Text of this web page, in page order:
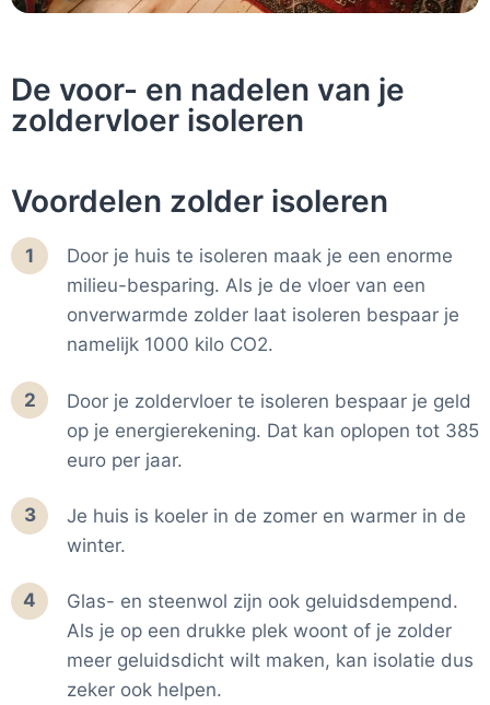
De voor- en nadelen van je
zoldervloer isoleren
Voordelen zolder isoleren
1
Door je huis te isoleren maak je een enorme
milieu-besparing. Als je de vloer van een
onverwarmde zolder laat isoleren bespaar je
namelijk 1000 kilo CO2.
2
Door je zoldervloer te isoleren bespaar je geld
op je energierekening. Dat kan oplopen tot 385
euro per jaar.
3
Je huis is koeler in de zomer en warmer in de
winter.
4
Glas- en steenwol zijn ook geluidsdempend.
Als je op een drukke plek woont of je zolder
meer geluidsdicht wilt maken, kan isolatie dus
zeker ook helpen.